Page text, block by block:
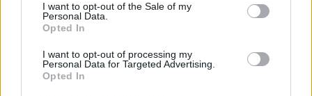
I want to opt-out of the Sale of my
Personal Data.
Opted In
I want to opt-out of processing my
Personal Data for Targeted Advertising.
Opted In
DALLA HOME